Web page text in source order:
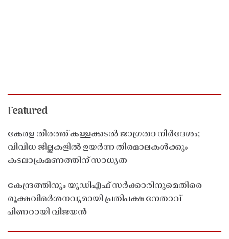
Featured
കേരള തീരത്ത് കള്ളക്കടൽ ജാഗ്രതാ നിർദേശം;
വിവിധ ജില്ലകളിൽ ഉയർന്ന തിരമാലകൾക്കും
കടലാക്രമണത്തിന് സാധ്യത
കേന്ദ്രത്തിനും യുഡിഎഫ് സർക്കാരിനുമെതിരെ
രൂക്ഷവിമർശനവുമായി പ്രതിപക്ഷ നേതാവ്
പിണറായി വിജയൻ